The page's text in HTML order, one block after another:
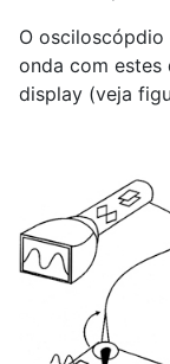
O
onda com estes
display (veja